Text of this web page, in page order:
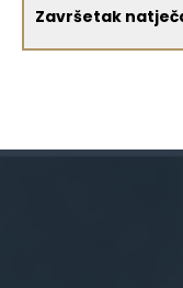
Završetak